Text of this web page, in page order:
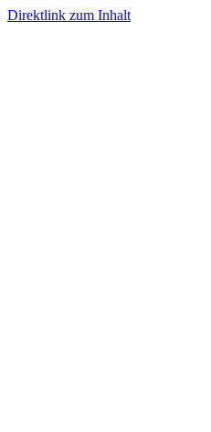
Direktlink zum Inhalt